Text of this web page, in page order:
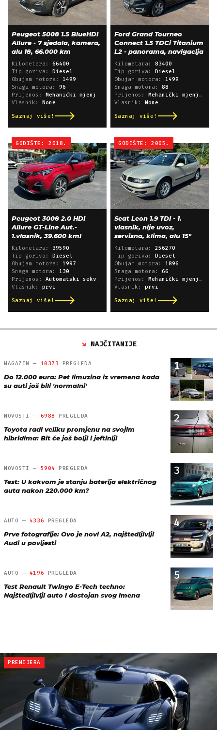
Peugeot 5008 1.5 BlueHDI
Allure - 7 sjedala, kamera,
alu 18, 66.000 km
Kilometara: 66400
Tip goriva:
Diesel
Obujam motora: 1499
Snaga motora: 96
Prijenos:
Mehanički mjenjač
Vlasnik:
None
Saznaj više!
Ford Grand Tourneo
Connect 1.5 TDCi Titanium
L2 - panorama, navigacija
Kilometara: 83400
Tip goriva:
Diesel
Obujam motora: 1499
Snaga motora: 88
Prijenos:
Mehanički mjenjač
Vlasnik:
None
Saznaj više!
GODIŠTE: 2018.
Peugeot 3008 2.0 HDI
Allure GT-Line Aut.-
1.vlasnik, 39.600 km!
Kilometara: 39590
Tip goriva:
Diesel
Obujam motora: 1997
Snaga motora: 130
Prijenos: Automatski sekvencijski
Vlasnik: prvi
Saznaj više!
GODIŠTE: 2005.
Seat Leon 1.9 TDI - 1.
vlasnik, nije uvoz,
servisna, klima, alu 15"
Kilometara: 256270
Tip goriva:
Diesel
Obujam motora: 1896
Snaga motora: 66
Prijenos:
Mehanički mjenjač
Vlasnik: prvi
Saznaj više!
NAJČITANIJE
1
MAGAZIN — 10373 PREGLEDA
Do 12.000 eura: Pet limuzina iz vremena kada
su auti još bili 'normalni'
2
NOVOSTI — 6988 PREGLEDA
Toyota radi veliku promjenu na svojim
hibridima: Bit će još bolji i jeftiniji
3
NOVOSTI — 5904 PREGLEDA
Test: U kakvom je stanju baterija električnog
auta nakon 220.000 km?
4
AUTO — 4336 PREGLEDA
Prve fotografije: Ovo je novi A2, najštedljiviji
Audi u povijesti
5
AUTO — 4196 PREGLEDA
Test Renault Twingo E-Tech techno:
Najštedljiviji auto i dostojan svog imena
PREMIJERA